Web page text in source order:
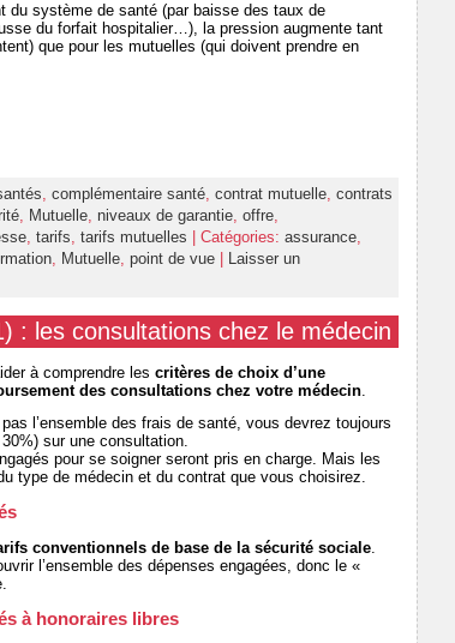
du système de santé (par baisse des taux de
du forfait hospitalier…), la pression augmente tant
que pour les mutuelles (qui doivent prendre en
complémentaire santé contrat mutuelle contrats
Mutuelle niveaux de garantie offre
tarifs tarifs mutuelles | Catégories: assurance
Mutuelle point de vue
Laisser un
: les consultations chez le médecin
à comprendre les critères de choix d’une
des consultations chez votre médecin
l’ensemble des frais de santé, vous devrez toujours
sur une consultation.
pour se soigner seront pris en charge. Mais les
type de médecin et du contrat que vous choisirez.
conventionnels de base de la sécurité sociale
l’ensemble des dépenses engagées, donc le «
à honoraires libres